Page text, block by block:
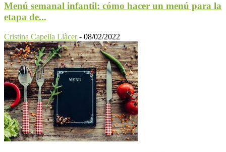
Menú semanal infantil: cómo hacer un menú para la
etapa de...
Cristina Capella Llàcer - 08/02/2022